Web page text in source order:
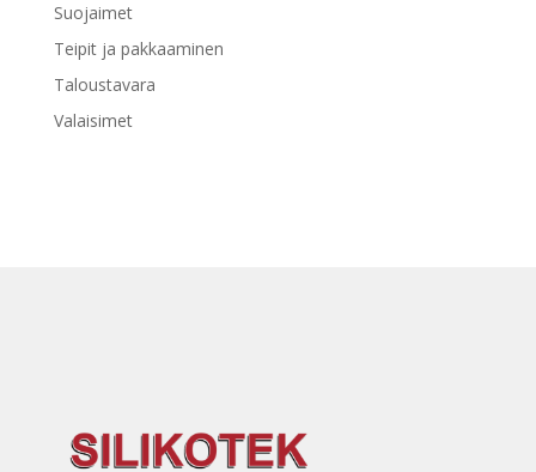
Suojaimet
Teipit ja pakkaaminen
Taloustavara
Valaisimet